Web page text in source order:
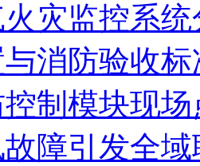
灾监控系
消防验收标
制模块现
障引发全